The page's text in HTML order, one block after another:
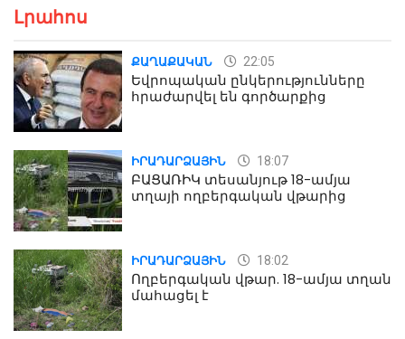
Լրահոս
ՔԱՂԱՔԱԿԱՆ 22:05
Եվրոպական ընկերությունները
հրաժարվել են գործարքից
ԻՐԱԴԱՐՁԱՅԻՆ 18:07
ԲԱՑԱՌԻԿ տեսանյութ 18-ամյա
տղայի ողբերգական վթարից
ԻՐԱԴԱՐՁԱՅԻՆ 18:02
Ողբերգական վթար. 18-ամյա տղան
մահացել է